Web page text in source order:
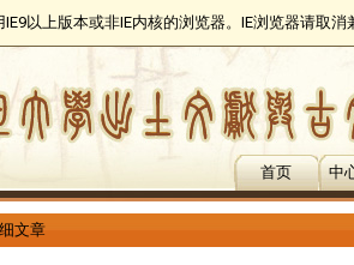
IE9以上版本或非IE内核的浏览器。IE浏览器请取
首页 中
文章